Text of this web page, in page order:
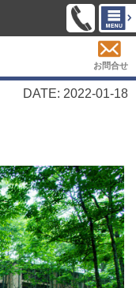
お問合せ
DATE: 2022-01-18